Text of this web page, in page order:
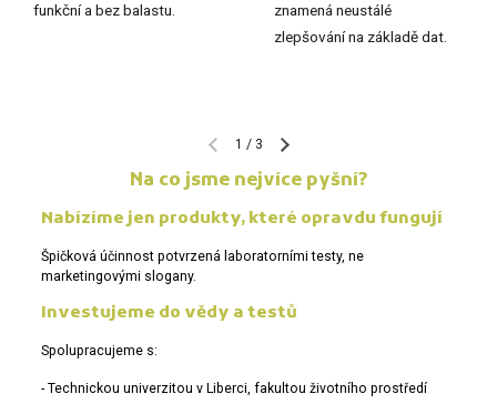
funkční a bez balastu.
znamená neustálé
zlepšování na základě dat.
1 / 3
Na co jsme nejvíce pyšní?
Nabízíme jen produkty, které opravdu fungují
Špičková účinnost potvrzená laboratorními testy, ne
marketingovými slogany.
Investujeme do vědy a testů
Spolupracujeme s:
- Technickou univerzitou v Liberci, fakultou životního prostředí